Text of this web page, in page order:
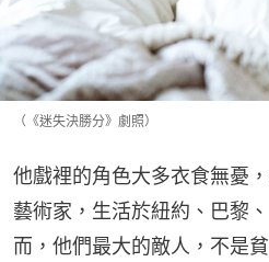
（《迷失決勝分》劇照）
他戲裡的角色大多衣食無憂
藝術家，生活於紐約、巴黎
而，他們最大的敵人，不是